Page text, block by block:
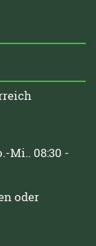
08:30 -
oder